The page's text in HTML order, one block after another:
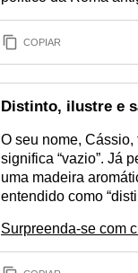
COPIAR
Distinto, ilustre e
O seu nome, Cássio,
significa “vazio”. Já
uma madeira
entendido como
Surpreenda-se com